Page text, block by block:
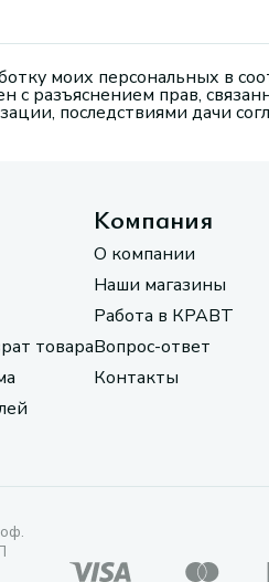
моих персональных в
с разъяснением прав,
последствиями дачи
товара
Компания
О компании
Наши магазины
Работа в КРАВТ
Вопрос-ответ
Контакты